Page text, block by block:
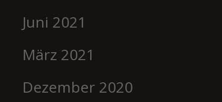
Juni 2021
März 2021
Dezember 2020